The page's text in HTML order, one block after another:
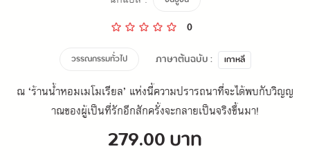
0
วรรณกรรมทั่วไป ภาษาต้นฉบับ : เกาหลี
ณ ‘ร้านน้ำหอมเมโมเรียล’ แห่งนี้ความปรารถนาที่จะได้พบกับวิญญ
าณของผู้เป็นที่รักอีกสักครั้งจะกลายเป็นจริงขึ้นมา!
279.00 บาท